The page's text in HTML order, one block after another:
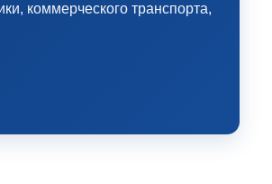
коммерческого транспорта,